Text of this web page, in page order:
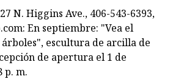
N. Higgins Ave., 406-543-6393,
En septiembre: "Vea el
árboles", escultura de arcilla de
de apertura el 1 de
p. m.